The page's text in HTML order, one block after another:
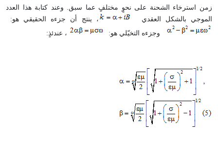
زمن استرخاء الشحنة على نحوٍ مختلفٍ عما سبق. وعند كتابة هذا العدد
الموجي بالشكل العقدي
، ينتج أن جزءه الحقيقي هو:
وجزءه التخيّلي هو:
، عندئذٍ: